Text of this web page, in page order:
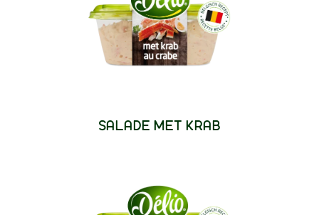
SALADE MET KRAB